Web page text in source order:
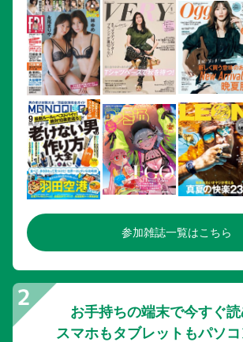
参加雑誌一覧はこちら
お手持ちの端末で今すぐ読
スマホもタブレットもパソ